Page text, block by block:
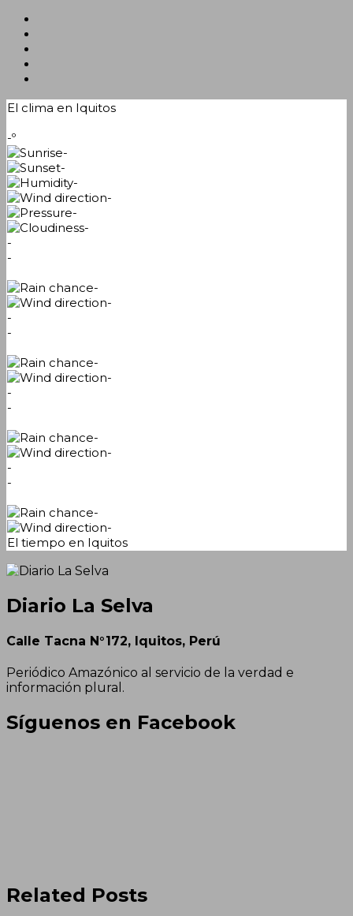
El clima en Iquitos
-º
-
-
-
-
-
-
-
-
-
-
-
-
-
-
-
-
-
-
-
-
-
-
El tiempo en Iquitos
Diario La Selva
Calle Tacna N°172, Iquitos, Perú
Periódico Amazónico al servicio de la verdad e
información plural.
Síguenos en Facebook
Related Posts